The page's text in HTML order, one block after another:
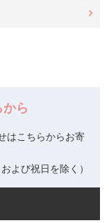
ら
はこちらからお寄
よび祝日を除く）